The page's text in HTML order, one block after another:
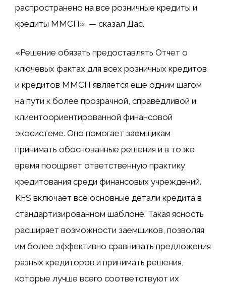
распространено на все розничные кредиты и
кредиты ММСП», — сказал Дас.
«Решение обязать предоставлять Отчет о
ключевых фактах для всех розничных кредитов
и кредитов ММСП является еще одним шагом
на пути к более прозрачной, справедливой и
клиентоориентированной финансовой
экосистеме. Оно помогает заемщикам
принимать обоснованные решения и в то же
время поощряет ответственную практику
кредитования среди финансовых учреждений.
KFS включает все основные детали кредита в
стандартизированном шаблоне. Такая ясность
расширяет возможности заемщиков, позволяя
им более эффективно сравнивать предложения
разных кредиторов и принимать решения,
которые лучше всего соответствуют их